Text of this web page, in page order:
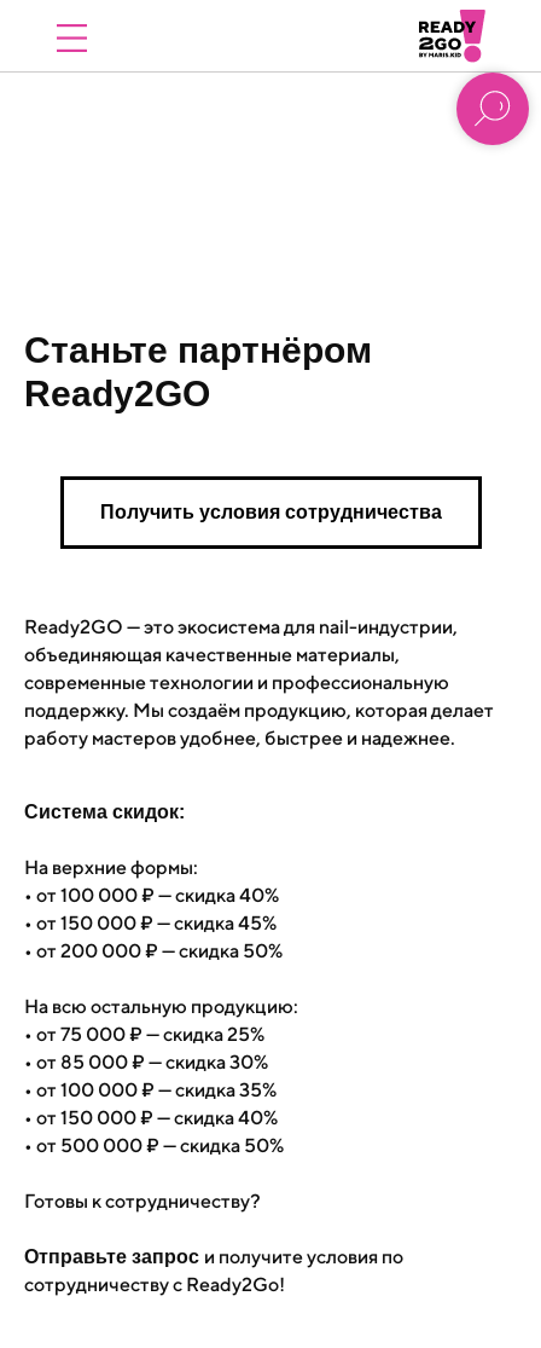
Станьте партнёром
Ready2GO
Получить условия сотрудничества
Ready2GO — это экосистема для nail-индустрии,
объединяющая качественные материалы,
современные технологии и профессиональную
поддержку. Мы создаём продукцию, которая делает
работу мастеров удобнее, быстрее и надежнее.
Система скидок:
На верхние формы:
• от 100 000 ₽ — скидка 40%
• от 150 000 ₽ — скидка 45%
• от 200 000 ₽ — скидка 50%
На всю остальную продукцию:
• от 75 000 ₽ — скидка 25%
• от 85 000 ₽ — скидка 30%
• от 100 000 ₽ — скидка 35%
• от 150 000 ₽ — скидка 40%
• от 500 000 ₽ — скидка 50%
Готовы к сотрудничеству?
Отправьте запрос и получите условия по
сотрудничеству с Ready2Go!